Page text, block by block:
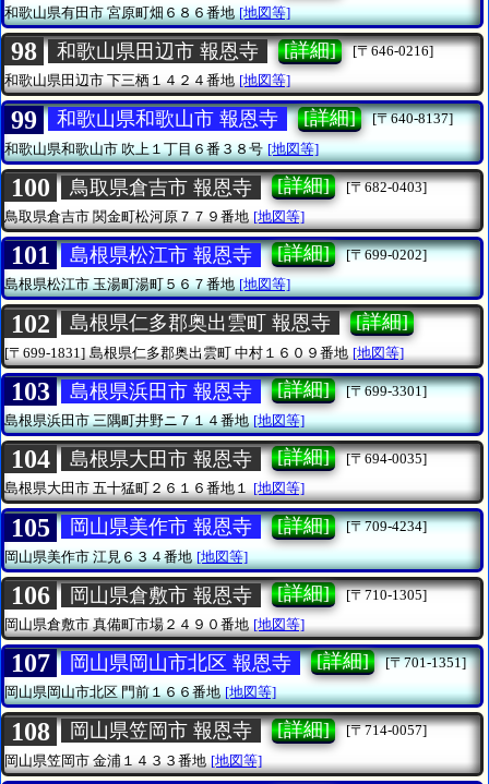
和歌山県有田市宮原町畑６８６番地 [地図等]
98 和歌山県田辺市 報恩寺 [詳細]
[〒646-0216]
和歌山県田辺市下三栖１４２４番地 [地図等]
99 和歌山県和歌山市 報恩寺 [詳細]
[〒640-8137]
和歌山県和歌山市吹上１丁目６番３８号 [地図等]
100 鳥取県倉吉市 報恩寺 [詳細]
[〒682-0403]
鳥取県倉吉市関金町松河原７７９番地 [地図等]
101 島根県松江市 報恩寺 [詳細]
[〒699-0202]
島根県松江市玉湯町湯町５６７番地 [地図等]
102 島根県仁多郡奥出雲町 報恩寺 [詳細]
[〒699-1831] 島根県仁多郡奥出雲町 中村１６０９番地 [地図等]
103 島根県浜田市 報恩寺 [詳細]
[〒699-3301]
島根県浜田市三隅町井野ニ７１４番地 [地図等]
104 島根県大田市 報恩寺 [詳細]
[〒694-0035]
島根県大田市五十猛町２６１６番地１ [地図等]
105 岡山県美作市 報恩寺 [詳細]
[〒709-4234]
岡山県美作市江見６３４番地 [地図等]
106 岡山県倉敷市 報恩寺 [詳細]
[〒710-1305]
岡山県倉敷市真備町市場２４９０番地 [地図等]
107 岡山県岡山市北区 報恩寺 [詳細]
[〒701-1351]
岡山県岡山市北区門前１６６番地 [地図等]
108 岡山県笠岡市 報恩寺 [詳細]
[〒714-0057]
岡山県笠岡市 金浦１４３３番地 [地図等]